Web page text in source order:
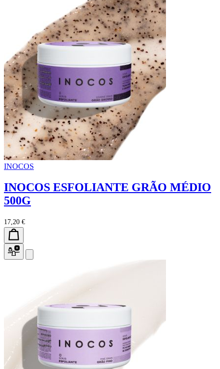
INOCOS
INOCOS ESFOLIANTE GRÃO MÉDIO
500G
17,20 €